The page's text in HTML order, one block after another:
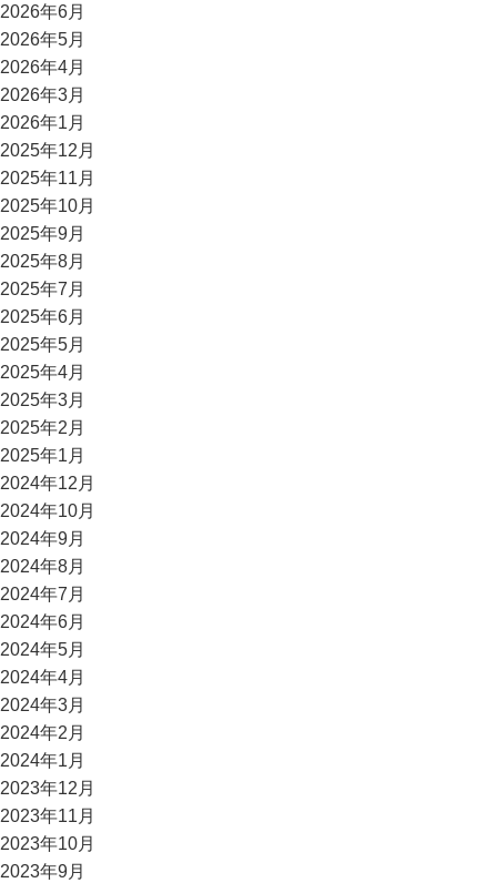
2026年6月
2026年5月
2026年4月
2026年3月
2026年1月
2025年12月
2025年11月
2025年10月
2025年9月
2025年8月
2025年7月
2025年6月
2025年5月
2025年4月
2025年3月
2025年2月
2025年1月
2024年12月
2024年10月
2024年9月
2024年8月
2024年7月
2024年6月
2024年5月
2024年4月
2024年3月
2024年2月
2024年1月
2023年12月
2023年11月
2023年10月
2023年9月